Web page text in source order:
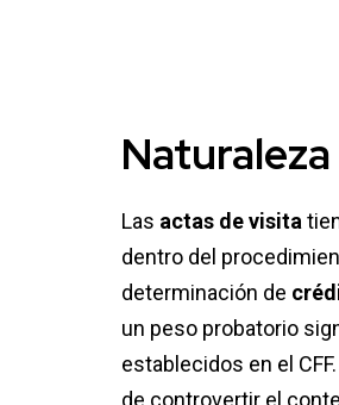
Las actas de visita
dentro del
determinación de
un peso probatorio
establecidos en el